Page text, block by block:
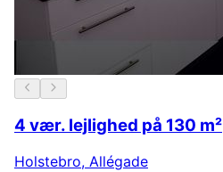
4 vær. lejlighed på 130 m²
Holstebro, Allégade